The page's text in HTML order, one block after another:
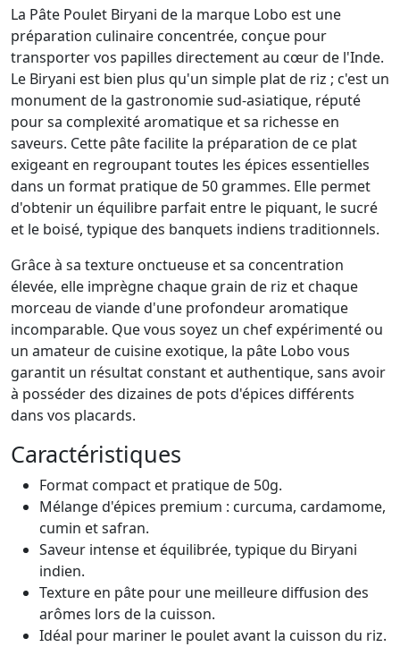
La Pâte Poulet Biryani de la marque Lobo est une
préparation culinaire concentrée, conçue pour
transporter vos papilles directement au cœur de l'Inde.
Le Biryani est bien plus qu'un simple plat de riz ; c'est un
monument de la gastronomie sud-asiatique, réputé
pour sa complexité aromatique et sa richesse en
saveurs. Cette pâte facilite la préparation de ce plat
exigeant en regroupant toutes les épices essentielles
dans un format pratique de 50 grammes. Elle permet
d'obtenir un équilibre parfait entre le piquant, le sucré
et le boisé, typique des banquets indiens traditionnels.
Grâce à sa texture onctueuse et sa concentration
élevée, elle imprègne chaque grain de riz et chaque
morceau de viande d'une profondeur aromatique
incomparable. Que vous soyez un chef expérimenté ou
un amateur de cuisine exotique, la pâte Lobo vous
garantit un résultat constant et authentique, sans avoir
à posséder des dizaines de pots d'épices différents
dans vos placards.
Caractéristiques
Format compact et pratique de 50g.
Mélange d'épices premium : curcuma, cardamome,
cumin et safran.
Saveur intense et équilibrée, typique du Biryani
indien.
Texture en pâte pour une meilleure diffusion des
arômes lors de la cuisson.
Idéal pour mariner le poulet avant la cuisson du riz.